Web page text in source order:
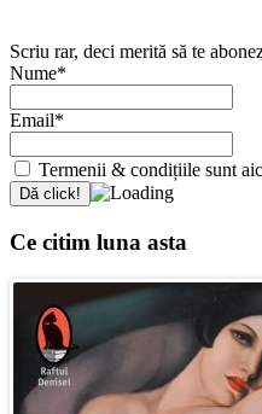
Scriu rar, deci merită să te
Nume*
Email*
Termenii & condițiile sunt
Ce citim luna asta